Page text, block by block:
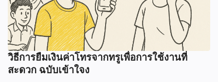
วิธีการยืมเงินค่าโทรจากทรูเพื่อการใช้งานที่
สะดวก ฉบับเข้าใจง